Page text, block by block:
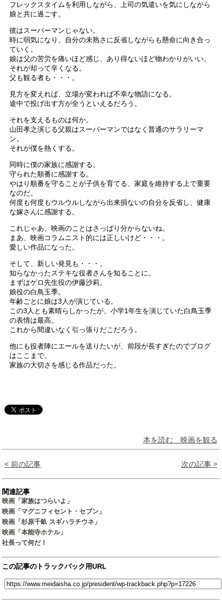
フレックスタイムを利用しながら、上司の気遣いを気にしながら
娘と共に過ごす。
彼はスーパーマンじゃない。
時に弱気になり、自分の未熟さに反省しながらも懸命に向き合っ
ていく。
娘は父の苦労を痛いほど感じ、あり得ないほど物わかりがいい。
それが却って辛くなる。
父も観る者も・・・。
見方を変えれば、立場が変われば不幸な物語になる。
途中で投げ出す方が全うといえるだろう。
それを支えるものは何か。
山田孝之演じる父親はスーパーマンではなく普通のサラリーマ
ン。
それが僕を熱くする。
同時に僕の家族に感謝する。
守られた順番に感謝する。
やはり順番を守ることが子供を育てる、家庭を維持する上で重要
なのだ。
何度も何度もウルウルしながら出来損ないの自分を反省し、健康
な嫁さんに感謝する。
これじゃあ、映画のことはさっぱり分からないね。
まあ、映画コラムニスト的には正しいけど・・・。
愛しい作品になった。
そして、新しい発見も・・・。
知らなかったステキな役者さんを知ることに。
まずはゲロ先生役の伊藤沙莉。
娘役の白鳥玉季。
年齢ごとに娘は3人が演じている。
この3人とも素晴らしかったが、小学1年生を演じていた白鳥玉季
の表情は最高。
これから間違いなく引っ張りだこだろう。
他にも役者陣にエールを送りたいが、前段が長すぎたのでブログ
はここまで。
家族の大切さを感じる作品だった。
本を読む 映画を観る
< 前の記事 次の記事 >
関連記事
映画「家族はつらいよ」
映画「マグニフィセント・セブン」
映画「杉原千畝 スギハラチウネ」
映画「本能寺ホテル」
社長って何だ！
この記事のトラックバック用URL